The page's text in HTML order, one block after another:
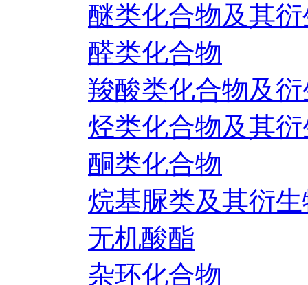
醚类化合物及其
醛类化合物
羧酸类化合物及
烃类化合物及其
酮类化合物
烷基脲类及其衍
无机酸酯
杂环化合物